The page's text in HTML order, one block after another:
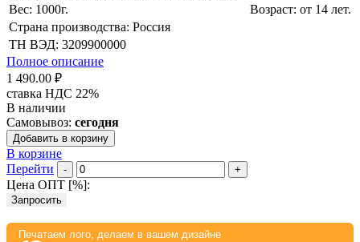
Вес: 1000г.
Возраст: от 14 лет.
Страна производства: Россия
ТН ВЭД: 3209900000
Полное описание
1 490.00 ₽
ставка НДС 22%
В наличии
Самовывоз: сегодня
Добавить в корзину
В корзине
Перейти
- +
Цена ОПТ [%]:
Запросить
Печатаем лого, делаем в вашем дизайне